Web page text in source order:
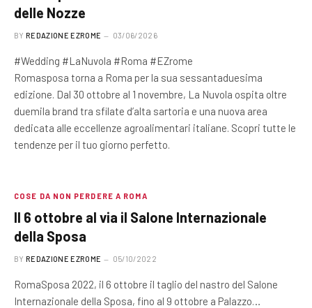
delle Nozze
BY REDAZIONE EZROME 03/06/2026
#Wedding #LaNuvola #Roma #EZrome
Romasposa torna a Roma per la sua sessantaduesima
edizione. Dal 30 ottobre al 1 novembre, La Nuvola ospita oltre
duemila brand tra sfilate d’alta sartoria e una nuova area
dedicata alle eccellenze agroalimentari italiane. Scopri tutte le
tendenze per il tuo giorno perfetto.
COSE DA NON PERDERE A ROMA
Il 6 ottobre al via il Salone Internazionale
della Sposa
BY REDAZIONE EZROME 05/10/2022
RomaSposa 2022, il 6 ottobre il taglio del nastro del Salone
Internazionale della Sposa, fino al 9 ottobre a Palazzo…